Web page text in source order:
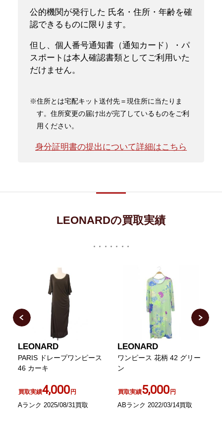
公的機関が発行した 氏名・住所・年齢を確
認できるものに限ります。
但し、個人番号通知書（通知カード）・パ
スポートは本人確認書類としてご利用いた
だけません。
※住所とは宅配キット送付先＝現住所に当たりま
す。住所変更の届け出が完了しているものをご利
用ください。
身分証明書の提出について詳細はこちら
LEONARDの買取実績
LEONARD
PARIS ドレープワンピース
46 カーキ
買取実績4,000円
Aランク 2025/08/31買取
LEONARD
ワンピース 花柄 42 グリー
ン
買取実績5,000円
ABランク 2022/03/14買取